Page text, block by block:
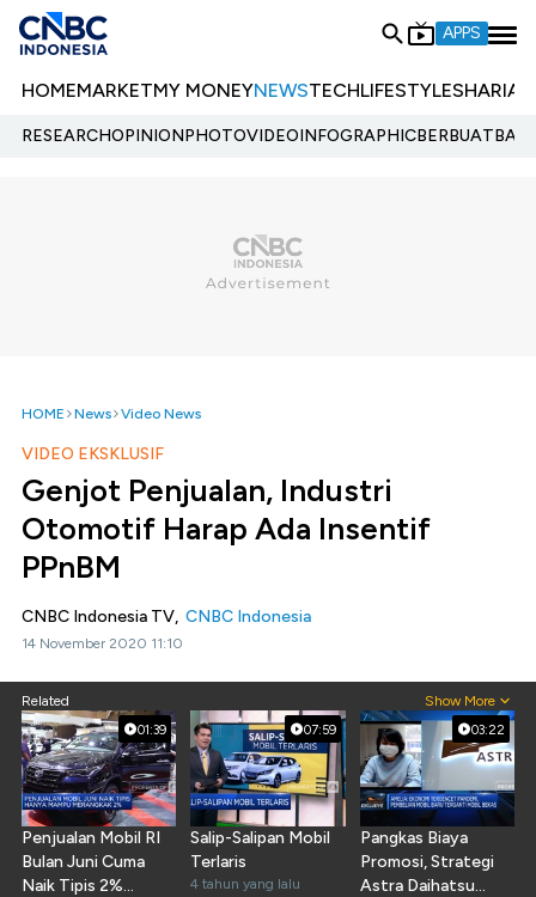
APPS
HOMEMARKETMY MONEYNEWSTECHLIFESTYLESHARIA
RESEARCHOPINIONPHOTOVIDEOINFOGRAPHIC
HOME News Video News
VIDEO EKSKLUSIF
Genjot Penjualan, Industri
Otomotif Harap Ada Insentif
PPnBM
CNBC Indonesia TV, CNBC Indonesia
14 November 2020 11:10
Related Show More
01:39
Penjualan Mobil RI
Bulan Juni Cuma
Naik Tipis 2%
07:59
Salip-Salipan Mobil
Terlaris
4 tahun yang lalu
03:22
Pangkas Biaya
Promosi, Strategi
Astra Daihatsu